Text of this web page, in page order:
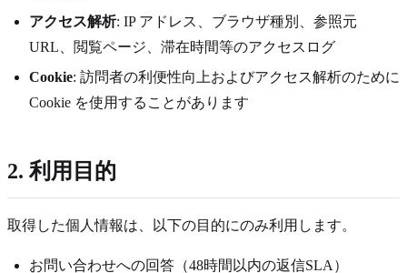
アクセス解析: IP アドレス、ブラウザ種別、参照元
URL、閲覧ページ、滞在時間等のアクセスログ
Cookie: 訪問者の利便性向上およびアクセス解析のために
Cookie を使用することがあります
2. 利用目的
取得した個人情報は、以下の目的にのみ利用します。
お問い合わせへの回答（48時間以内の返信SLA）